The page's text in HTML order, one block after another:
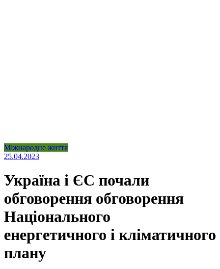
Міжнародне життя
25.04.2023
Україна і ЄС почали
обговорення обговорення
Національного
енергетичного і кліматичного
плану